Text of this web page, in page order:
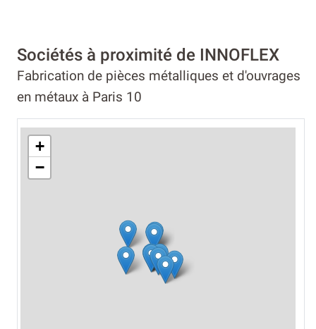
Sociétés à proximité de INNOFLEX
Fabrication de pièces métalliques et d'ouvrages
en métaux à Paris 10
+
−